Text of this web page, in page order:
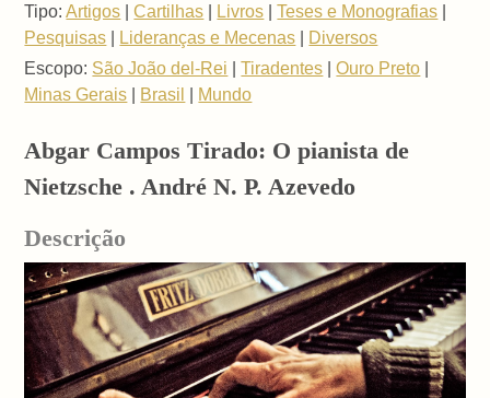
Tipo: Artigos |Cartilhas Livros |Teses e Monografias
Pesquisas
Lideranças e Mecenas
Diversos
Escopo: São João del-Rei |Tiradentes |Ouro Preto
Minas Gerais
Brasil Mundo
Abgar Campos Tirado: O pianista de
Nietzsche . André N. P. Azevedo
Descrição